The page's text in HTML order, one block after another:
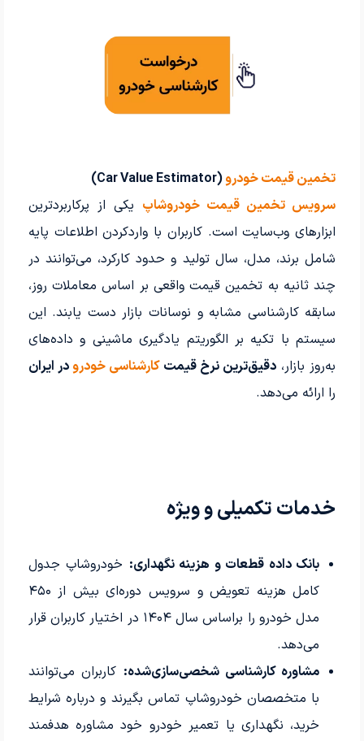
تخمین قیمت خودرو(Car Value Estimator)
سرویس تخمین قیمت خودروشاپ یکی از پرکاربردترین
ابزارهای وب‌سایت است. کاربران با واردکردن اطلاعات پایه
شامل برند، مدل، سال تولید و حدود کارکرد، می‌توانند در
چند ثانیه به تخمین قیمت واقعی بر اساس معاملات روز،
سابقه کارشناسی مشابه و نوسانات بازار دست یابند. این
سیستم با تکیه بر الگوریتم یادگیری ماشینی و داده‌های
به‌روز بازار، دقیق‌ترین نرخ قیمتکارشناسی خودرودر ایران
را ارائه می‌دهد.
خدمات تکمیلی و ویژه
بانک داده قطعات و هزینه نگهداری: خودروشاپ جدول
کامل هزینه تعویض و سرویس دوره‌ای بیش از ۴۵۰
مدل خودرو را براساس سال ۱۴۰۴ در اختیار کاربران قرار
می‌دهد.
مشاوره کارشناسی شخصی‌سازی‌شده: کاربران می‌توانند
با متخصصان خودروشاپ تماس بگیرند و درباره شرایط
خرید، نگهداری یا تعمیر خودرو خود مشاوره هدفمند